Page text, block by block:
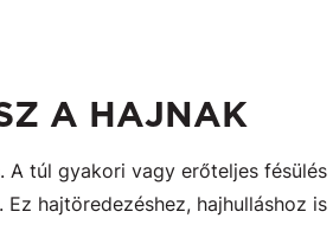
A HAJNAK
A túl gyakori vagy erőteljes fésülés
hajtöredezéshez, hajhulláshoz is